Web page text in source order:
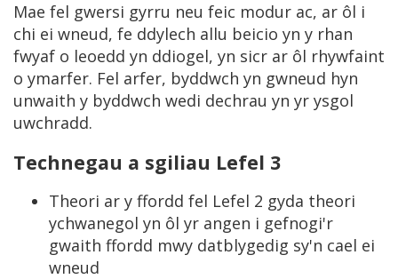
Mae fel gwersi gyrru neu feic modur ac, ar ôl i
chi ei wneud, fe ddylech allu beicio yn y rhan
fwyaf o leoedd yn ddiogel, yn sicr ar ôl rhywfaint
o ymarfer. Fel arfer, byddwch yn gwneud hyn
unwaith y byddwch wedi dechrau yn yr ysgol
uwchradd.
Technegau a sgiliau Lefel 3
Theori ar y ffordd fel Lefel 2 gyda theori
ychwanegol yn ôl yr angen i gefnogi'r
gwaith ffordd mwy datblygedig sy'n cael ei
wneud